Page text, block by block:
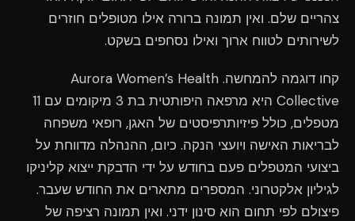
צהריים שלם. ואין תמונה ברורה אילו מטופלים חוזרים
לשירותים לטווח ארוך ואילו נסחפים בשקט.
קחו דוגמה להמחשה. Aurora Women’s Health
Collective היא מרפאה היפותטית בת 3 מיקומים עם 11
מטפלים, כולל פיזיותרפיסטים של האגן, רופאי משפחה
לבריאות האישה ויועצי הנקה. כיום, ההנהלה מדווחת על
ביצועי המטפלים פעם בחודש על ידי הדבקת ייצוא קליניקו
לגיליון אלקטרוני. המספרים מתארים את החודש שעבר.
פיצולם לפי תחום הוא סינון ידני. ואין תמונה רציפה של